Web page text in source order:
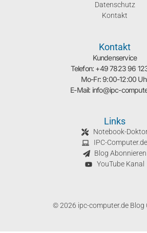
Datenschutz
Kontakt
Kontakt
Kundenservice
Telefon: +49 7823 96
Mo-Fr: 9:00-12:00
E-Mail: info@ipc-
Links
Notebook-
IPC-Computer.de
Blog Abonnieren
YouTube Kanal
© 2026 ipc-computer.de Blog